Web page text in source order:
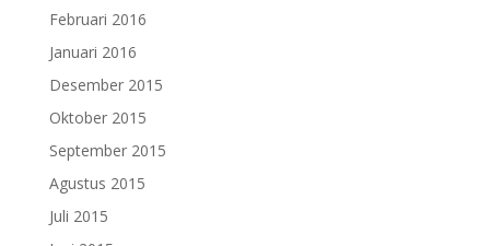
Februari 2016
Januari 2016
Desember 2015
Oktober 2015
September 2015
Agustus 2015
Juli 2015